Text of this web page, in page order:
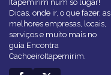
Itapemirim num só lugar!
Dicas, onde ir, o que fazer, as
melhores empresas, locais,
serviços e muito mais no
guia Encontra
CachoeiroItapemirim.